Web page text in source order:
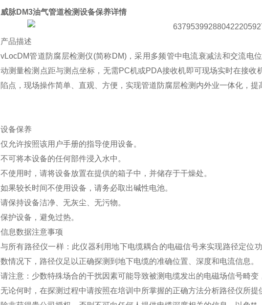
威脉DM3油气管道检测设备保养详情
产品描述
vLocDM管道防腐层检测仪(简称DM)，采用多频管中电流衰减法和交流电
动测量检测点距与测点坐标，无需PC机或PDA接收机即可现场实时在接
陷点，现场操作简单、直观、方便，实现管道防腐层检测内外业一体化，提
设备保养
仅允许按照该用户手册的指导使用设备。
不可将本设备的任何部件浸入水中。
不使用时，请将设备放置在提供的箱子中，并储存于干燥处。
如果较长时间不使用设备，请务必取出碱性电池。
请保持设备洁净、无灰尘、无污物。
保护设备，避免过热。
信息数据注意事项
与所有路径仪一样：此仪器利用地下电缆耦合的电磁信号来实现路径定位
数情况下，路径仪足以正确探测到地下电缆的准确位置、深度和电流信息。
请注意：少数特殊场合的干扰因素可能导致被测电缆发出的电磁场信号畸变
无论何时，在探测过程中请按照在培训中所掌握的正确方法分析路径仪所提